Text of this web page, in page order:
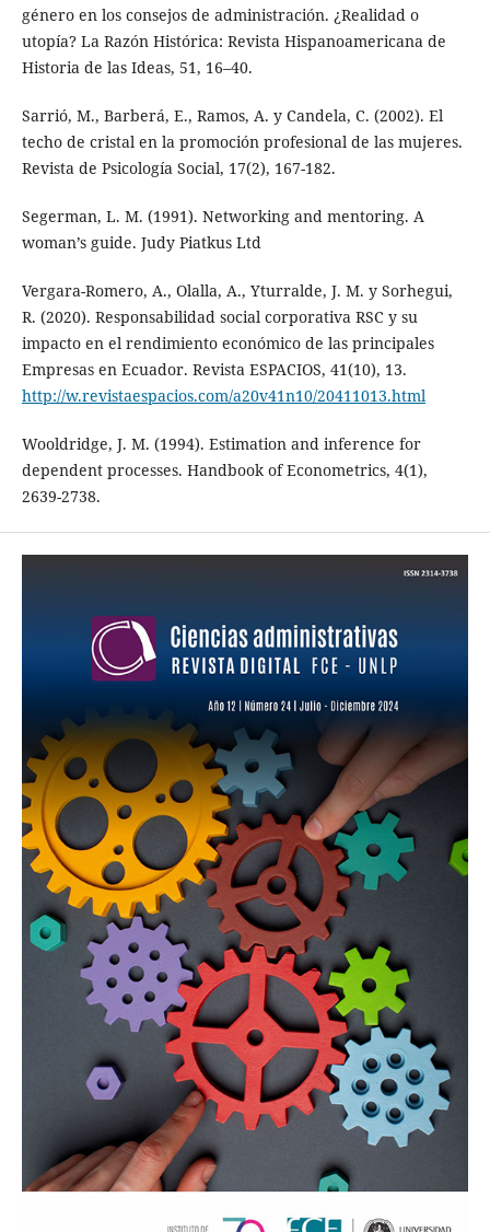
género en los consejos de administración. ¿Realidad o
utopía? La Razón Histórica: Revista Hispanoamericana de
Historia de las Ideas, 51, 16–40.
Sarrió, M., Barberá, E., Ramos, A. y Candela, C. (2002). El
techo de cristal en la promoción profesional de las mujeres.
Revista de Psicología Social, 17(2), 167-182.
Segerman, L. M. (1991). Networking and mentoring. A
woman’s guide. Judy Piatkus Ltd
Vergara-Romero, A., Olalla, A., Yturralde, J. M. y Sorhegui,
R. (2020). Responsabilidad social corporativa RSC y su
impacto en el rendimiento económico de las principales
Empresas en Ecuador. Revista ESPACIOS, 41(10), 13.
http://w.revistaespacios.com/a20v41n10/20411013.html
Wooldridge, J. M. (1994). Estimation and inference for
dependent processes. Handbook of Econometrics, 4(1),
2639-2738.